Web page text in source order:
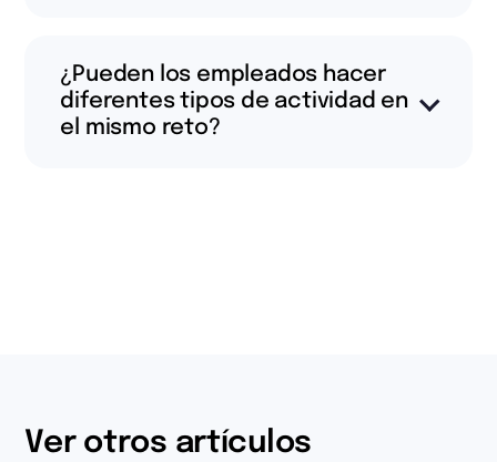
¿Pueden los empleados hacer
diferentes tipos de actividad en
el mismo reto?
Ver otros artículos